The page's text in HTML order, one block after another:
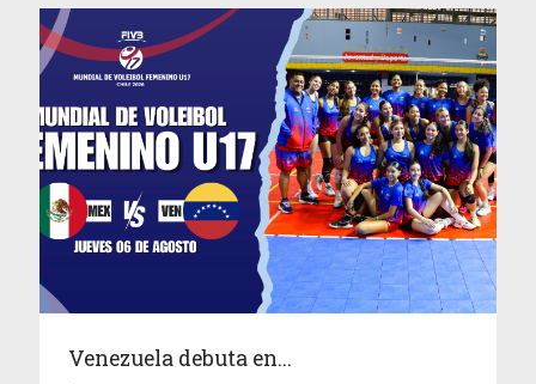
Venezuela debuta en...